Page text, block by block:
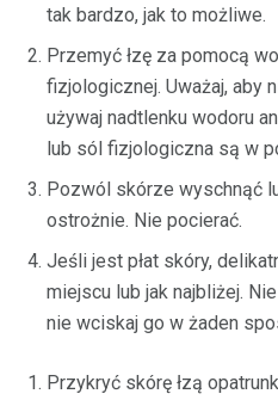
tak bardzo, jak to możliwe.
Przemyć łzę za pomocą
fizjologicznej. Uważaj, aby
używaj nadtlenku wodoru
lub sól fizjologiczna są w
Pozwól skórze wyschnąć
ostrożnie. Nie pocierać.
Jeśli jest płat skóry,
miejscu lub jak najbliżej.
nie wciskaj go w żaden
Przykryć skórę łzą